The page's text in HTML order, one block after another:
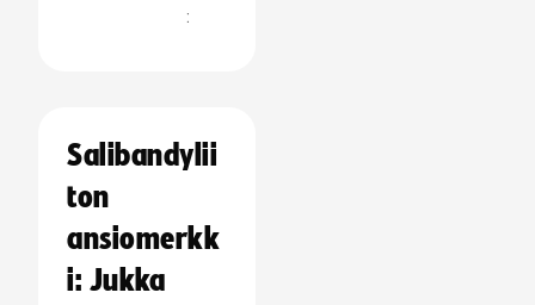
:
Salibandylii
ton
ansiomerkk
i: Jukka